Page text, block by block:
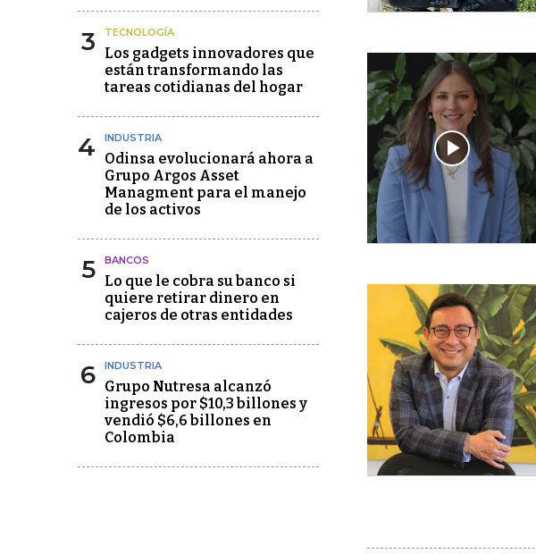
3 TECNOLOGÍA
Los gadgets innovadores que
están transformando las
tareas cotidianas del hogar
4 INDUSTRIA
Odinsa evolucionará ahora a
Grupo Argos Asset
Managment para el manejo
de los activos
5 BANCOS
Lo que le cobra su banco si
quiere retirar dinero en
cajeros de otras entidades
6 INDUSTRIA
Grupo Nutresa alcanzó
ingresos por $10,3 billones y
vendió $6,6 billones en
Colombia